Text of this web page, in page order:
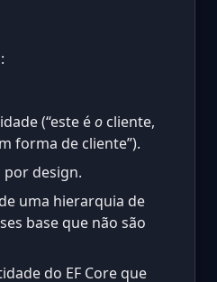
(“este éo cliente,
forma de cliente”).
por design.
uma hierarquia de
base que não são
do EF Core que